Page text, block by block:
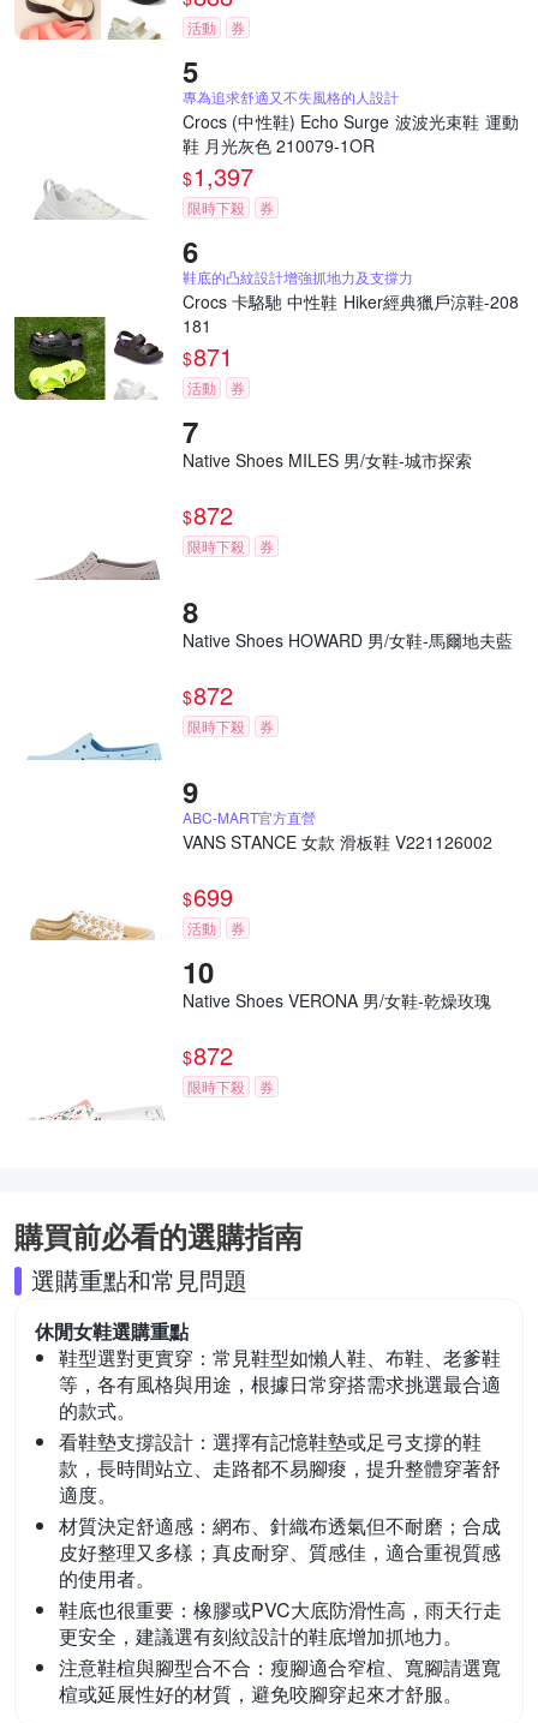
活動 券
專為追求舒適又不失風格的人設計
Crocs (中性鞋) Echo Surge 波波光束鞋 運動
鞋 月光灰色 210079-1OR
$1,397
限時下殺 券
鞋底的凸紋設計增強抓地力及支撐力
Crocs 卡駱馳 中性鞋 Hiker經典獵戶涼鞋-208
181
$871
活動 券
Native Shoes MILES 男/女鞋-城市探索
$872
限時下殺 券
Native Shoes HOWARD 男/女鞋-馬爾地夫藍
$872
限時下殺 券
ABC-MART官方直營
VANS STANCE 女款 滑板鞋 V221126002
$699
活動 券
Native Shoes VERONA 男/女鞋-乾燥玫瑰
$872
限時下殺 券
購買前必看的選購指南
選購重點和常見問題
休閒女鞋選購重點
鞋型選對更實穿： 常見鞋型如懶人鞋、布鞋、老爹鞋
等，各有風格與用途，根據日常穿搭需求挑選最合適
的款式。
看鞋墊支撐設計： 選擇有記憶鞋墊或足弓支撐的鞋
款，長時間站立、走路都不易腳痠，提升整體穿著舒
適度。
材質決定舒適感： 網布、針織布透氣但不耐磨；合成
皮好整理又多樣；真皮耐穿、質感佳，適合重視質感
的使用者。
鞋底也很重要： 橡膠或PVC大底防滑性高，雨天行走
更安全，建議選有刻紋設計的鞋底增加抓地力。
注意鞋楦與腳型合不合： 瘦腳適合窄楦、寬腳請選寬
楦或延展性好的材質，避免咬腳穿起來才舒服。